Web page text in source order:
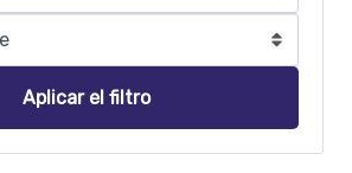
Aplicar el filtro